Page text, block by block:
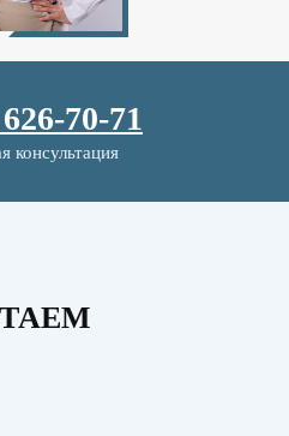
70-71
консультация